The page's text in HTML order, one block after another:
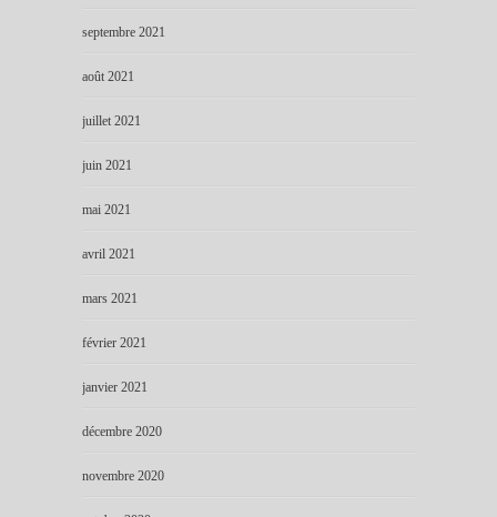
septembre 2021
août 2021
juillet 2021
juin 2021
mai 2021
avril 2021
mars 2021
février 2021
janvier 2021
décembre 2020
novembre 2020